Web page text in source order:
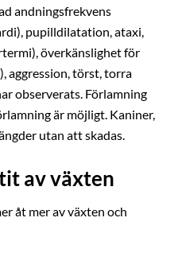
andningsfrekvens
pupilldilatation, ataxi,
överkänslighet för
aggression, törst, torra
observerats. Förlamning
är möjligt. Kaniner,
utan att skadas.
av växten
åt mer av växten och